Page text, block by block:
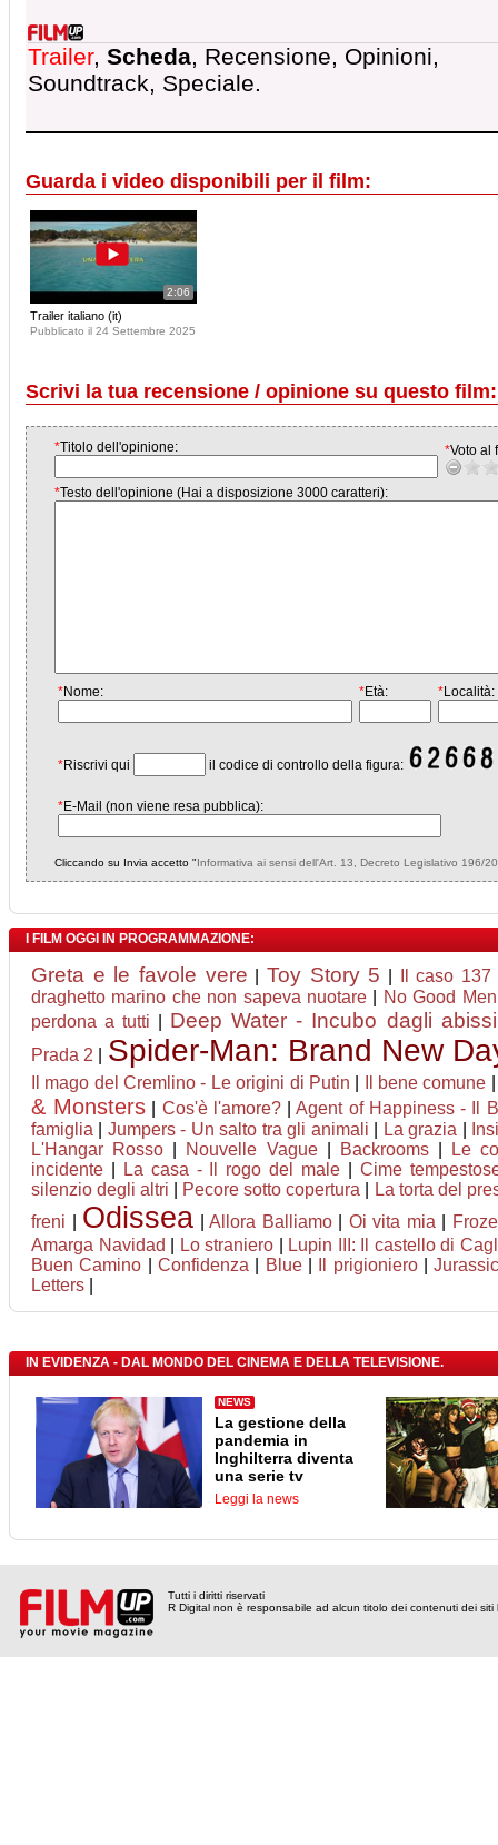
Trailer, Scheda, Recensione, Opinioni,
Soundtrack, Speciale.
Guarda i video disponibili per il film:
2:06
Trailer italiano (it)
Pubblicato il 24 Settembre 2025
Scrivi la tua recensione / opinione su questo
*Titolo dell'opinione: *Voto al
*Testo dell'opinione (Hai a disposizione 3000 caratteri):
*Nome: *Età: *Località:
*Riscrivi qui il codice di controllo della figura:
*E-Mail (non viene resa pubblica):
Cliccando su Invia accetto "Informativa ai sensi dell'Art. 13, Decreto Legislativo 196/
I FILM OGGI IN PROGRAMMAZIONE:
Greta e le favole vere |Toy Story 5 Il caso 137
draghetto marino che non sapeva nuotare
No Good Men
perdona a tutti
Deep Water - Incubo dagli abissi
Prada 2
Spider-Man: Brand New
Il mago del Cremlino - Le origini di Putin Il bene comune
& Monsters Cos'è l'amore?|Agent of Happiness - Il
famiglia
Jumpers - Un salto tra gli animali La grazia
L'Hangar Rosso
Nouvelle Vague| Backrooms|
Le
incidente
La casa - Il rogo del male
Cime
silenzio degli altri
Pecore sotto copertura
La torta del
freni
Odissea Allora Balliamo| Oi vita mia
Amarga Navidad
Lo straniero
Lupin III: Il castello di
Buen Camino
Confidenza Blue| Il prigioniero|
Letters
IN EVIDENZA - DAL MONDO DEL CINEMA E DELLA TELEVISIONE.
NEWS
La gestione della
pandemia in
Inghilterra diventa
una serie tv
Leggi la news
Tutti i diritti riservati
R Digital non è responsabile ad alcun titolo dei contenuti dei siti